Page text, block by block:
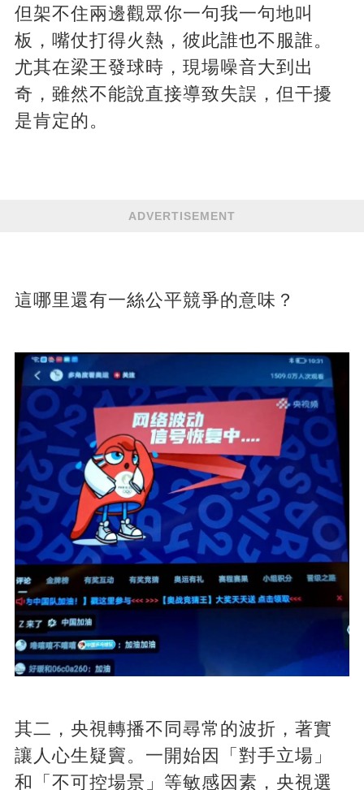
但架不住兩邊觀眾你一句我一句地叫
板，嘴仗打得火熱，彼此誰也不服誰。
尤其在梁王發球時，現場噪音大到出
奇，雖然不能說直接導致失誤，但干擾
是肯定的。
ADVERTISEMENT
這哪里還有一絲公平競爭的意味？
其二，央視轉播不同尋常的波折，著實
讓人心生疑竇。一開始因「對手立場」
和「不可控場景」等敏感因素，央視選